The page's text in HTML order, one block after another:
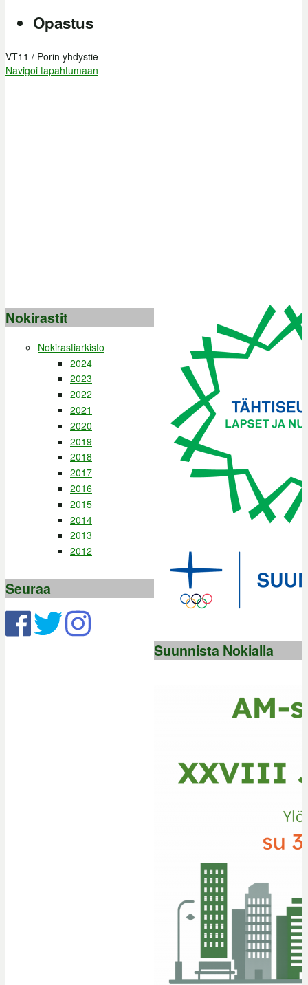
Opastus
VT11 / Porin yhdystie
Navigoi tapahtumaan
Nokirastit
Nokirastiarkisto
2024
2023
2022
2021
2020
2019
2018
2017
2016
2015
2014
2013
2012
Seuraa
Suunnista Nokialla